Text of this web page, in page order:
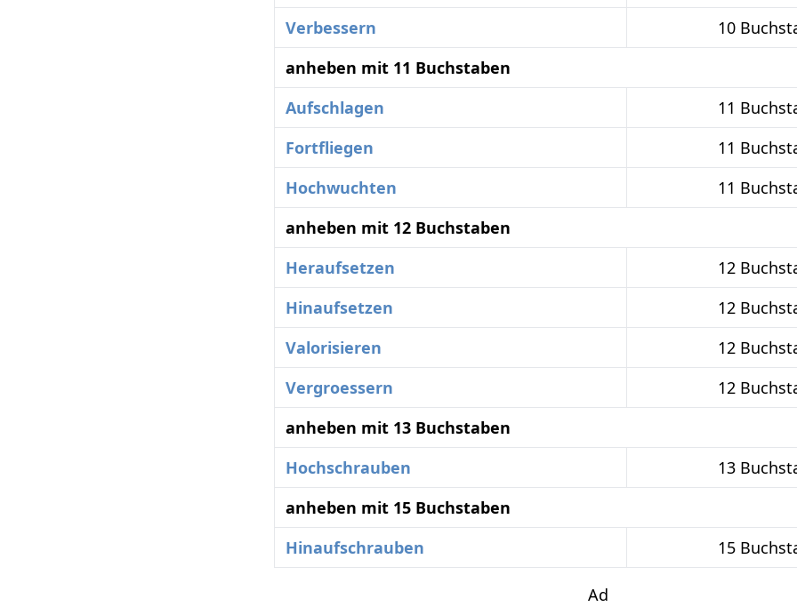
Verbessern
10
anheben mit 11 Buchstaben
Aufschlagen
11
Fortfliegen
11
Hochwuchten
11
anheben mit 12 Buchstaben
Heraufsetzen
12
Hinaufsetzen
12
Valorisieren
12
Vergroessern
12
anheben mit 13 Buchstaben
Hochschrauben
13
anheben mit 15 Buchstaben
Hinaufschrauben
15
Ad